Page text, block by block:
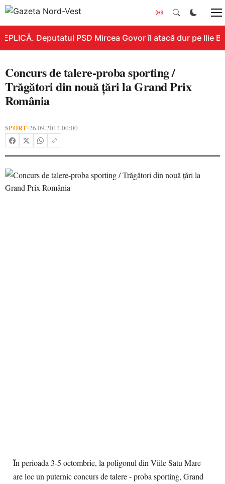
Deputatul PSD Mircea Govor îl atacă dur pe Ilie
Concurs de talere-proba sporting /
Trăgători din nouă ţări la Grand Prix
România
SPORT•26.09.2014 00:00
În perioada 3-5 octombrie, la poligonul din Viile Satu Mare
are loc un puternic concurs de talere - proba sporting, Grand